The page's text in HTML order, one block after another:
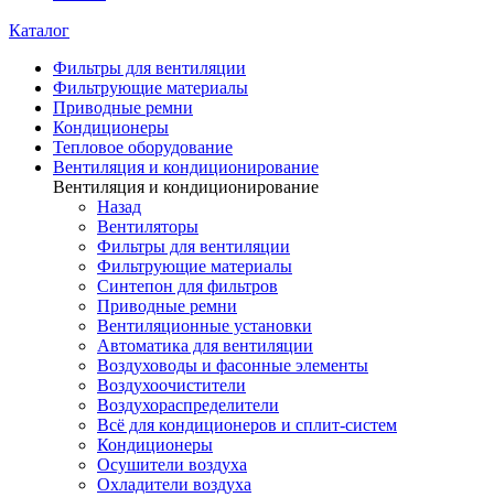
Каталог
Фильтры для вентиляции
Фильтрующие материалы
Приводные ремни
Кондиционеры
Тепловое оборудование
Вентиляция и кондиционирование
Вентиляция и кондиционирование
Назад
Вентиляторы
Фильтры для вентиляции
Фильтрующие материалы
Синтепон для фильтров
Приводные ремни
Вентиляционные установки
Автоматика для вентиляции
Воздуховоды и фасонные элементы
Воздухоочистители
Воздухораспределители
Всё для кондиционеров и сплит-систем
Кондиционеры
Осушители воздуха
Охладители воздуха